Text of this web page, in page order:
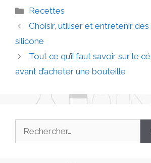
Recettes
Choisir, utiliser et entretenir
silicone
Tout ce qu’il faut savoir sur le
avant d’acheter une bouteille